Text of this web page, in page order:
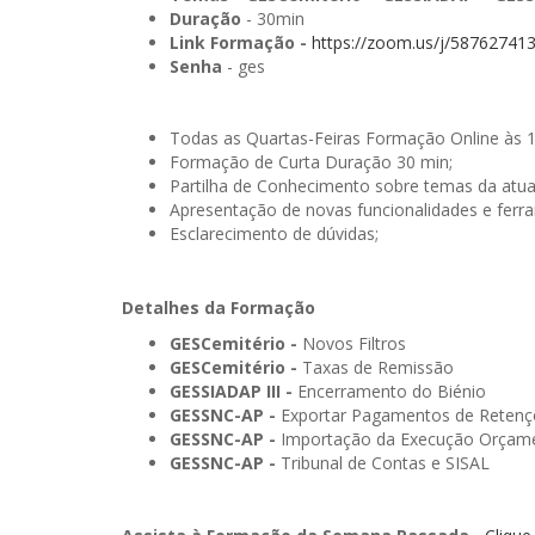
Duração - 30min
Link Formação - https://zoom.us/j/587627413
Senha - ges
Todas as Quartas-Feiras Formação Online às
Formação de Curta Duração 30 min;
Partilha de Conhecimento sobre temas da
Apresentação de novas funcionalidades e
Esclarecimento de dúvidas;
Detalhes da Formação
GESCemitério - Novos Filtros
GESCemitério - Taxas de Remissão
GESSIADAP III - Encerramento do Biénio
GESSNC-AP - Exportar Pagamentos de
GESSNC-AP - Importação da Execução
GESSNC-AP - Tribunal de Contas e SISAL